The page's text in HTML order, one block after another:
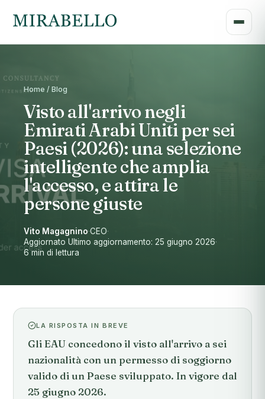
Home / Blog
Visto all'arrivo negli
Emirati Arabi Uniti per sei
Paesi (2026): una selezione
intelligente che amplia
l'accesso, e attira le
persone giuste
Vito Magagnino·CEO·
Aggiornato Ultimo aggiornamento: 25 giugno 2026·
6 min di lettura
LA RISPOSTA IN BREVE
Gli EAU concedono il visto all'arrivo a sei
nazionalità con un permesso di soggiorno
valido di un Paese sviluppato. In vigore dal
25 giugno 2026.